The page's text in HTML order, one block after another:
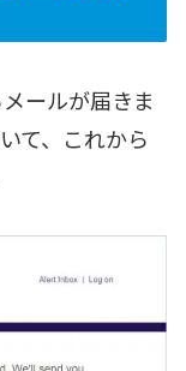
ールが届きま
て、これから